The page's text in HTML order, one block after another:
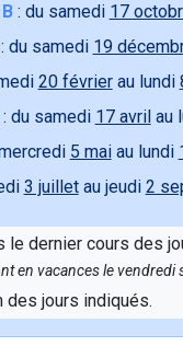
: du samedi 17
du samedi 19
20 févrierau lundi
du samedi 17 avril au
5 maiau lundi
3 juilletau jeudi 2
le dernier cours des
en vacances le vendredi
des jours indiqués.